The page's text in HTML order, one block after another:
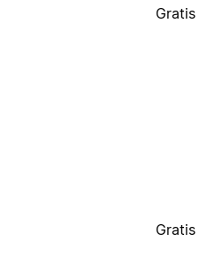
Gratis
Gratis